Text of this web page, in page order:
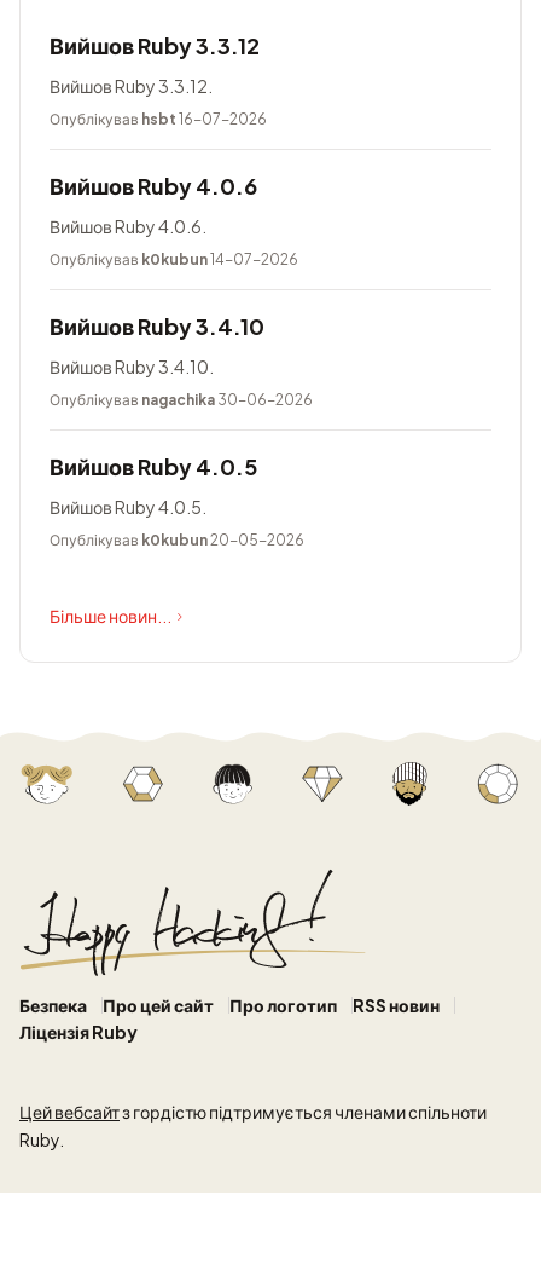
Вийшов Ruby 3.3.12
Вийшов Ruby 3.3.12.
Опублікував hsbt 16-07-2026
Вийшов Ruby 4.0.6
Вийшов Ruby 4.0.6.
Опублікував k0kubun14-07-2026
Вийшов Ruby 3.4.10
Вийшов Ruby 3.4.10.
Опублікував nagachika 30-06-2026
Вийшов Ruby 4.0.5
Вийшов Ruby 4.0.5.
Опублікував k0kubun20-05-2026
Більше новин...
Безпека Про цей сайт Про логотип
RSS новин
Ліцензія Ruby
Цей вебсайтз гордістю підтримується членами спільноти
Ruby.